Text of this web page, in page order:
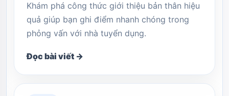
Khám phá công thức giới thiệu bản thân hiệu
quả giúp bạn ghi điểm nhanh chóng trong
phỏng vấn với nhà tuyển dụng.
Đọc bài viết →